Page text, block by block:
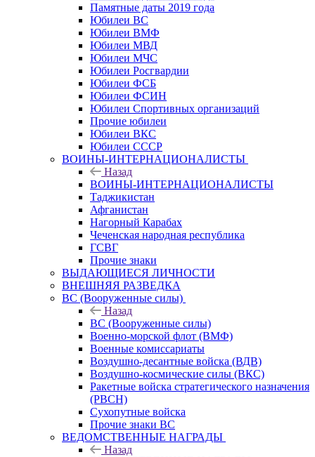
Памятные даты 2019 года
Юбилеи ВС
Юбилеи ВМФ
Юбилеи МВД
Юбилеи МЧС
Юбилеи Росгвардии
Юбилеи ФСБ
Юбилеи ФСИН
Юбилеи Спортивных организаций
Прочие юбилеи
Юбилеи ВКС
Юбилеи СССР
ВОИНЫ-ИНТЕРНАЦИОНАЛИСТЫ
Назад
ВОИНЫ-ИНТЕРНАЦИОНАЛИСТЫ
Таджикистан
Афганистан
Нагорный Карабах
Чеченская народная республика
ГСВГ
Прочие знаки
ВЫДАЮЩИЕСЯ ЛИЧНОСТИ
ВНЕШНЯЯ РАЗВЕДКА
ВС (Вооруженные силы)
Назад
ВС (Вооруженные силы)
Военно-морской флот (ВМФ)
Военные комиссариаты
Воздушно-десантные войска (ВДВ)
Воздушно-космические силы (ВКС)
Ракетные войска стратегического назначения
(РВСН)
Сухопутные войска
Прочие знаки ВС
ВЕДОМСТВЕННЫЕ НАГРАДЫ
Назад